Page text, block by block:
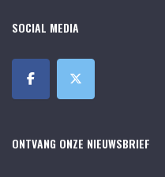
SOCIAL MEDIA
ONTVANG ONZE NIEUWSBRIEF